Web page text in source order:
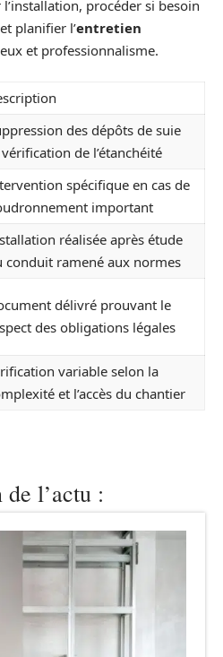
procéder si besoin
et planifier l’entretien
et professionnalisme.
des dépôts de suie
de l’étanchéité
spécifique en cas de
important
réalisée après étude
conduit ramené aux normes
délivré prouvant le
des obligations légales
variable selon la
et l’accès du chantier
l’actu :